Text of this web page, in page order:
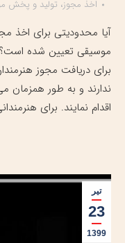
اخذ مجوز، تولید و پخش
آیا محدودیتی برای اخذ
موسیقی تعیین شده
برای دریافت مجوز
ندارند و به طور همزمان
اقدام نمایند. برای
تیر
23
1399